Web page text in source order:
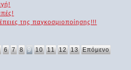
της παγκοσμιοποίησης!!!
6 7 8 9 10 11 12 13 Επόμενο